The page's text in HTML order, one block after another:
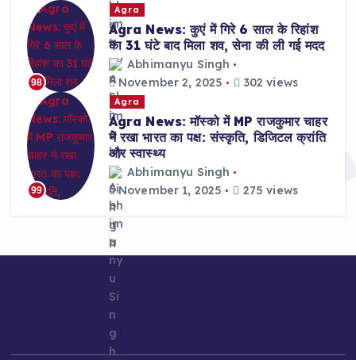
98
Agra
Agra News: कुएं में गिरे 6 साल के रिहांश
का 31 घंटे बाद मिला शव, सेना की ली गई मदद
Abhimanyu Singh
November 2, 2025
302 views
99
Agra
Agra News: मॉस्को में MP राजकुमार चाहर
ने रखा भारत का पक्ष: संस्कृति, डिजिटल क्रांति
और स्वास्थ्य
Abhimanyu Singh
November 1, 2025
275 views